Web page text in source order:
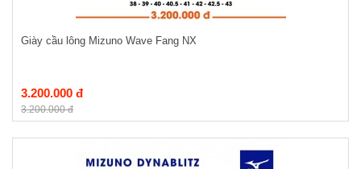
Giày cầu lông Mizuno Wave Fang NX
3.200.000 đ
3.200.000 đ